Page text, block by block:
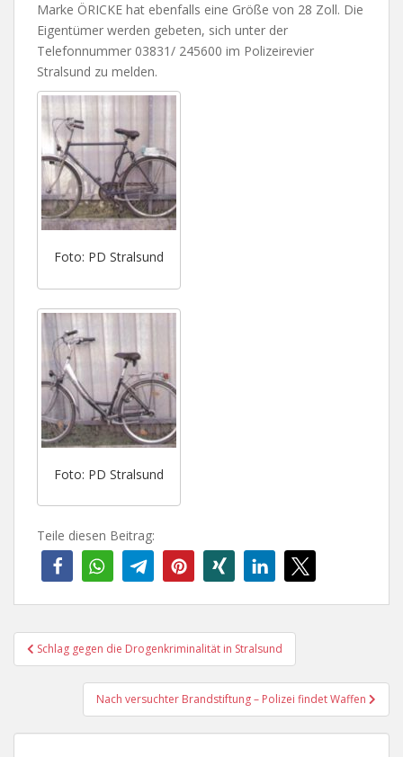
Marke ÖRICKE hat ebenfalls eine Größe von 28 Zoll. Die
Eigentümer werden gebeten, sich unter der
Telefonnummer 03831/ 245600 im Polizeirevier
Stralsund zu melden.
Foto: PD Stralsund
Foto: PD Stralsund
Teile diesen Beitrag:
Beitragsnavigation
Schlag gegen die Drogenkriminalität in Stralsund
Nach versuchter Brandstiftung – Polizei findet Waffen